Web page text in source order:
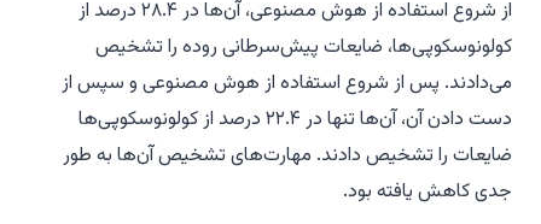
از شروع استفاده از هوش مصنوعی، آن‌ها در ۲۸.۴ درصد از
کولونوسکوپی‌ها، ضایعات پیش‌سرطانی روده را تشخیص
می‌دادند. پس از شروع استفاده از هوش مصنوعی و سپس از
دست دادن آن، آن‌ها تنها در ۲۲.۴ درصد از کولونوسکوپی‌ها
ضایعات را تشخیص دادند. مهارت‌های تشخیص آن‌ها به طور
جدی کاهش یافته بود.